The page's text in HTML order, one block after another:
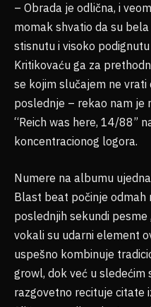
– Obrada je odlična, i
momak shvatio da su
stisnutu i visoko
Kritikovaću ga za
se kojim slučajem ne vrati
poslednje – rekao nam je
“Reich was here, 14/88”
koncentracionog logora.
Numere na albumu
Blast beat počinje odmah
poslednjih sekundi pesme
vokali su udarni element
uspešno kombinuje
growl, dok već u sledećim
razgovetno recituje citate